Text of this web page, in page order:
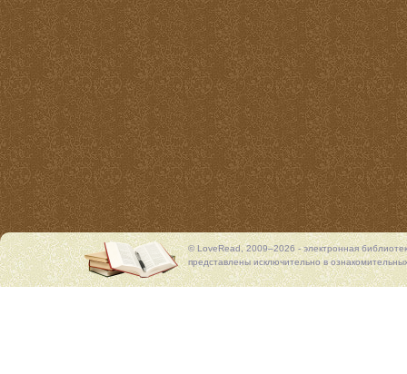
© LoveRead, 2009–2026 - электронная
представлены исключительно в